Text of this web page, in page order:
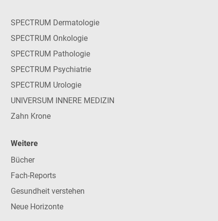
SPECTRUM Dermatologie
SPECTRUM Onkologie
SPECTRUM Pathologie
SPECTRUM Psychiatrie
SPECTRUM Urologie
UNIVERSUM INNERE MEDIZIN
Zahn Krone
Weitere
Bücher
Fach-Reports
Gesundheit verstehen
Neue Horizonte